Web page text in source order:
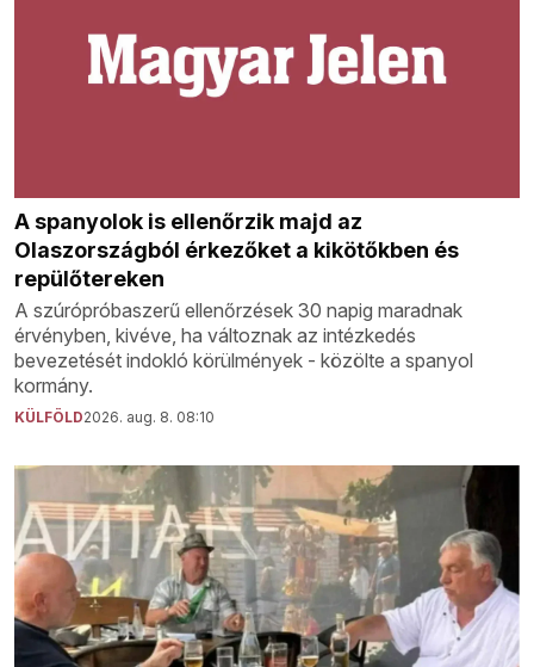
A spanyolok is ellenőrzik majd az
Olaszországból érkezőket a kikötőkben és
repülőtereken
A szúrópróbaszerű ellenőrzések 30 napig maradnak
érvényben, kivéve, ha változnak az intézkedés
bevezetését indokló körülmények - közölte a spanyol
kormány.
KÜLFÖLD2026. aug. 8. 08:10